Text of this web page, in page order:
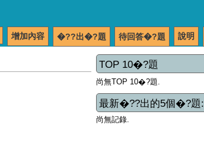
說明
待回答�?題
�??出�?題
增加內容
TOP 10�?題
尚無TOP 10�?題.
最新�??出的5個�?題:
尚無記錄.